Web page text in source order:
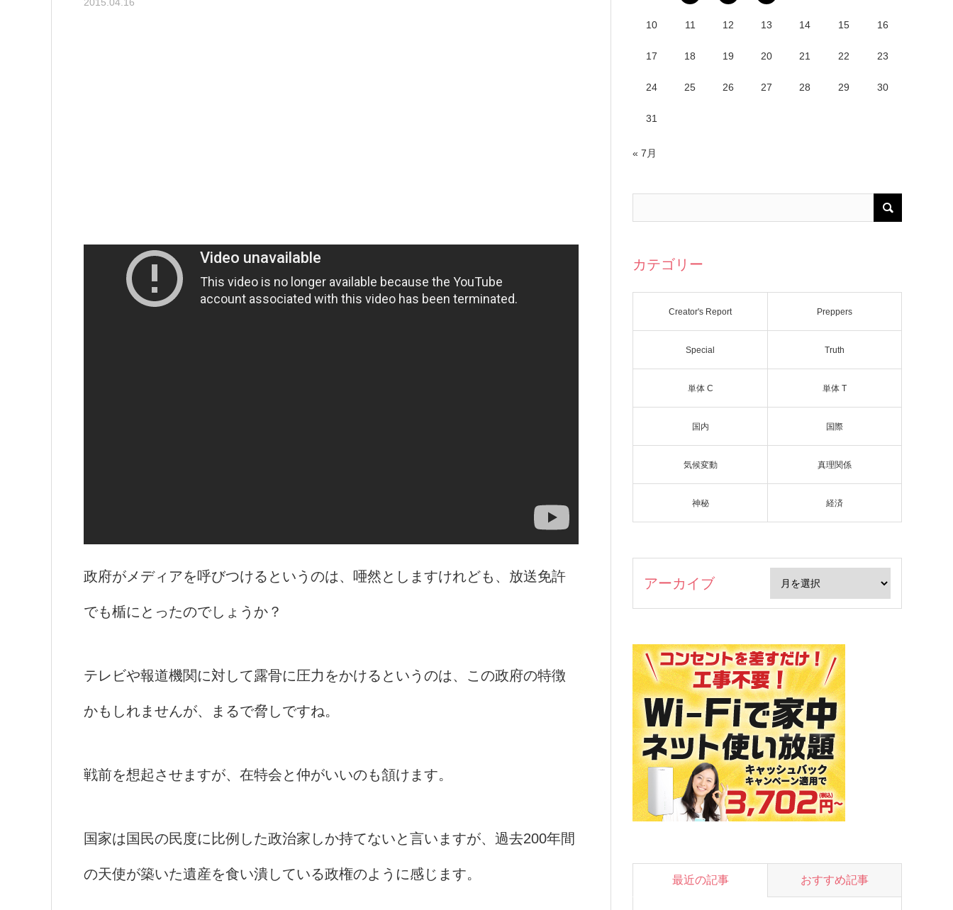
政府がメディアを呼びつけるというのは、唖然としますけれども、放送免許
でも楯にとったのでしょうか？
テレビや報道機関に対して露骨に圧力をかけるというのは、この政府の特徴
かもしれませんが、まるで脅しですね。
戦前を想起させますが、在特会と仲がいいのも頷けます。
国家は国民の民度に比例した政治家しか持てないと言いますが、過去200年間
の天使が築いた遺産を食い潰している政権のように感じます。
10 11 12 13 14 15 16
17 18 19 20 21 22 23
24 25 26 27 28 29 30
31
« 7月
カテゴリー
Creator's Report Preppers
Special Truth
単体 C 単体 T
国内 国際
気候変動 真理関係
神秘 経済
アーカイブ
最近の記事 おすすめ記事